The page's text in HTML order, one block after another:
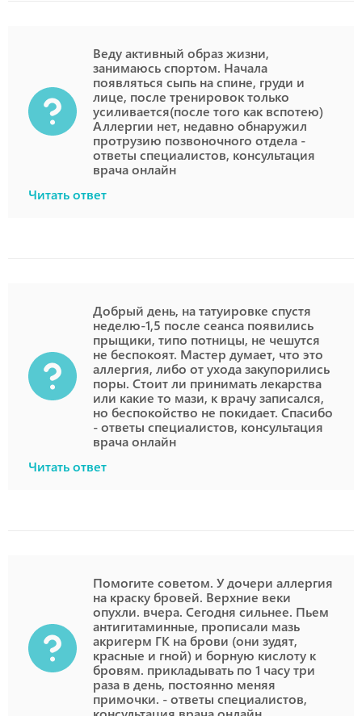
Веду активный образ жизни,
занимаюсь спортом. Начала
появляться сыпь на спине, груди и
лице, после тренировок только
усиливается(после того как вспотею)
Аллергии нет, недавно обнаружил
протрузию позвоночного отдела -
ответы специалистов, консультация
врача онлайн
Читать ответ
Добрый день, на татуировке спустя
неделю-1,5 после сеанса появились
прыщики, типо потницы, не чешутся
не беспокоят. Мастер думает, что это
аллергия, либо от ухода закупорились
поры. Стоит ли принимать лекарства
или какие то мази, к врачу записался,
но беспокойство не покидает. Спасибо
- ответы специалистов, консультация
врача онлайн
Читать ответ
Помогите советом. У дочери аллергия
на краску бровей. Верхние веки
опухли. вчера. Сегодня сильнее. Пьем
антигитаминные, прописали мазь
акригерм ГК на брови (они зудят,
красные и гной) и борную кислоту к
бровям. прикладывать по 1 часу три
раза в день, постоянно меняя
примочки. - ответы специалистов,